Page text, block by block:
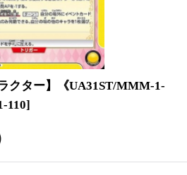
クター】《UA31ST/MMM-1-
110]